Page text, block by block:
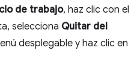
de trabajo, haz clic con el
selecciona Quitar del
desplegable y haz clic en